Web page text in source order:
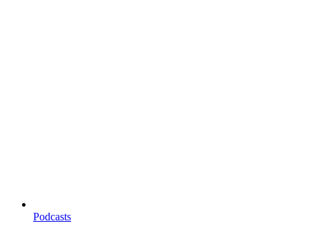
Podcasts